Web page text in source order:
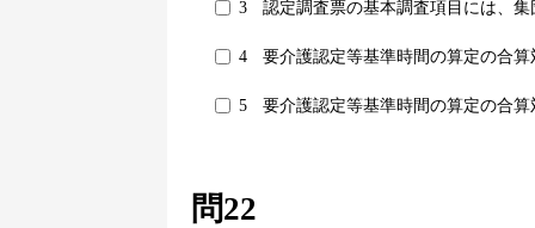
3 認定調査票の基本調査項目には、
4 要介護認定等基準時間の算定の合
5 要介護認定等基準時間の算定の合
問22